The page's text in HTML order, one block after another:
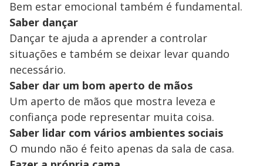
Bem estar emocional também é fundamental.
Saber dançar
Dançar te ajuda a aprender a controlar
situações e também se deixar levar quando
necessário.
Saber dar um bom aperto de mãos
Um aperto de mãos que mostra leveza e
confiança pode representar muita coisa.
Saber lidar com vários ambientes sociais
O mundo não é feito apenas da sala de casa.